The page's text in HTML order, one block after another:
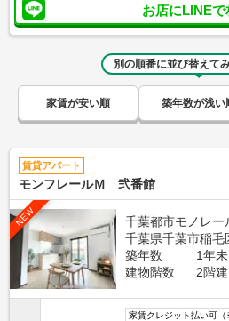
お店にLINEで
別の順番に並び替えて
家賃が安い順 築年数が浅い
賃貸アパート
モンフレールＭ 弐番館
NEW
千葉都市モノレ
千葉県千葉市稲毛
築年数
1年
建物階数
2階建
家賃クレジット払い可